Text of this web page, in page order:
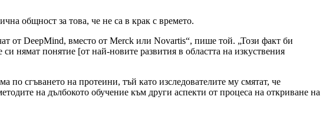
общност за това, че не са в крак с времето.
от DeepMind, вместо от Merck или Novartis“, пише той. „Този факт би
нямат понятие [от най-новите развития в областта на изкуствения
сгъването на протеини, тъй като изследователите му смятат, че
на дълбокото обучение към други аспекти от процеса на откриване на